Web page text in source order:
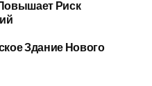
Риск
Здание Нового